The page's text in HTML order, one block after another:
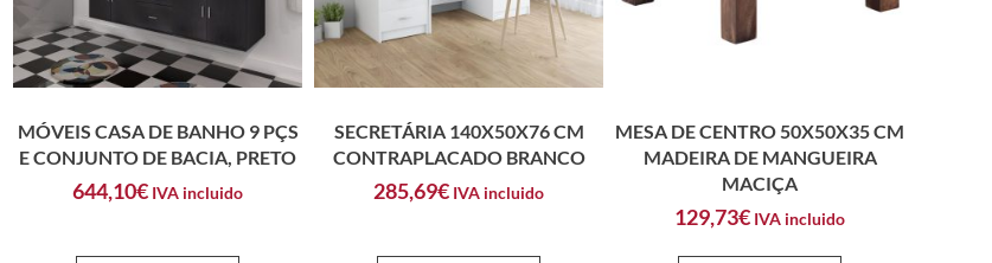
MÓVEIS CASA DE BANHO 9 PÇS
E CONJUNTO DE BACIA, PRETO
644,10€ IVA incluido
SECRETÁRIA 140X50X76 CM
CONTRAPLACADO BRANCO
285,69€ IVA incluido
MESA DE CENTRO 50X50X35 CM
MADEIRA DE MANGUEIRA
MACIÇA
129,73€ IVA incluido